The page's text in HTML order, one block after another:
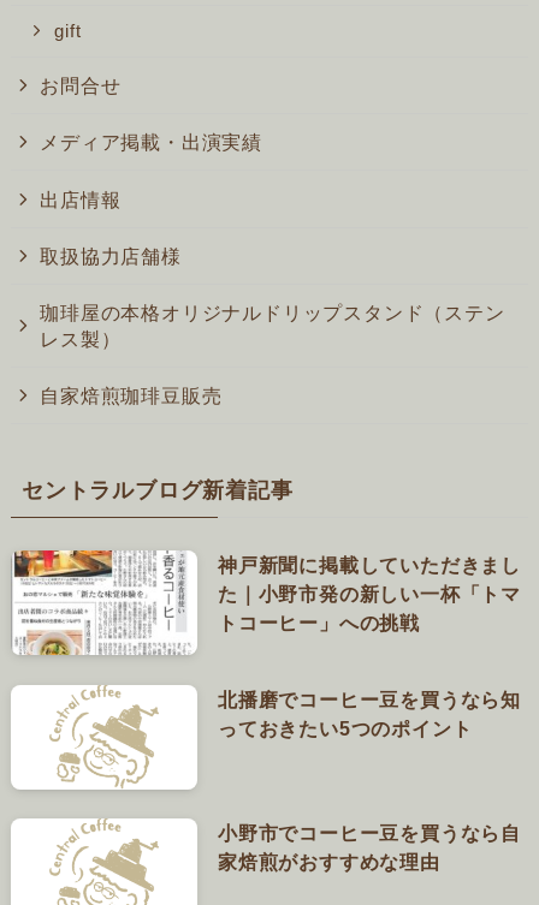
gift
お問合せ
メディア掲載・出演実績
出店情報
取扱協力店舗様
珈琲屋の本格オリジナルドリップスタンド（ステン
レス製）
自家焙煎珈琲豆販売
セントラルブログ新着記事
神戸新聞に掲載していただきまし
た｜小野市発の新しい一杯「トマ
トコーヒー」への挑戦
北播磨でコーヒー豆を買うなら知
っておきたい5つのポイント
小野市でコーヒー豆を買うなら自
家焙煎がおすすめな理由